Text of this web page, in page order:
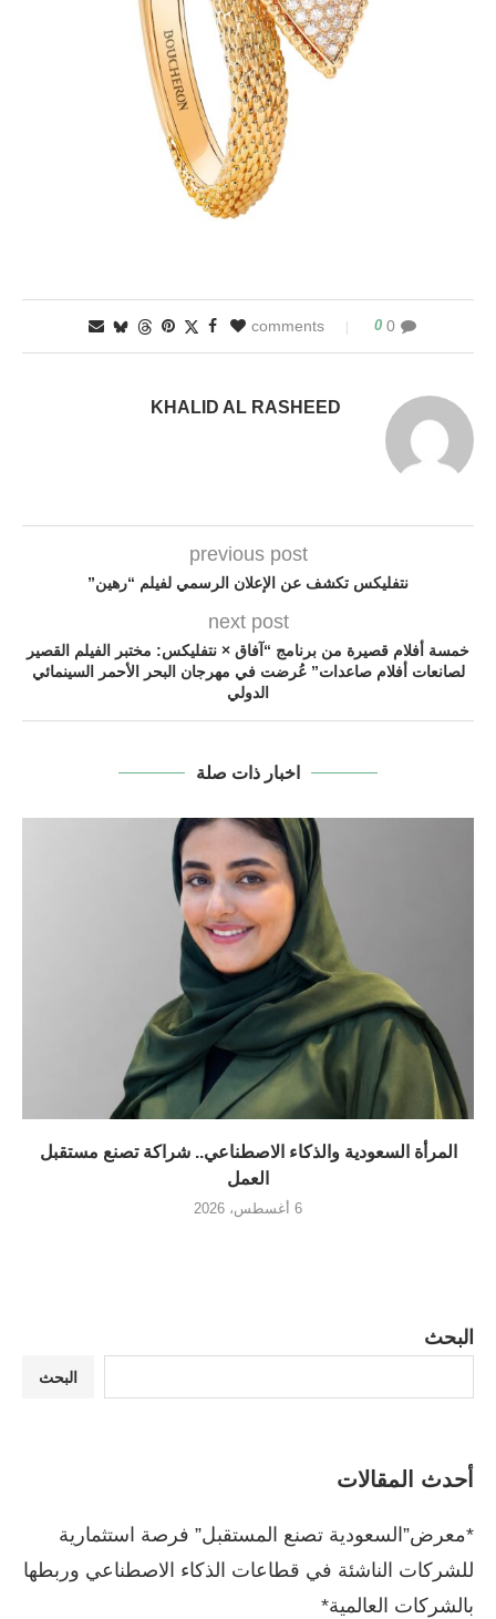
0 comments
0
KHALID AL RASHEED
previous post
نتفليكس تكشف عن الإعلان الرسمي لفيلم “رهين”
next post
خمسة أفلام قصيرة من برنامج “آفاق × نتفليكس: مختبر الفيلم القصير
لصانعات أفلام صاعدات” عُرضت في مهرجان البحر الأحمر السينمائي
الدولي
اخبار ذات صلة
المرأة السعودية والذكاء الاصطناعي.. شراكة تصنع مستقبل
العمل
6 أغسطس، 2026
البحث
البحث
أحدث المقالات
*معرض”السعودية تصنع المستقبل” فرصة استثمارية
للشركات الناشئة في قطاعات الذكاء الاصطناعي وربطها
بالشركات العالمية*